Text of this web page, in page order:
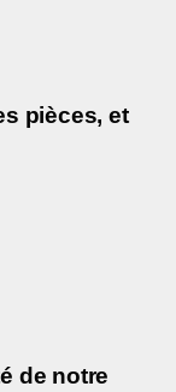
pièces, et
de notre